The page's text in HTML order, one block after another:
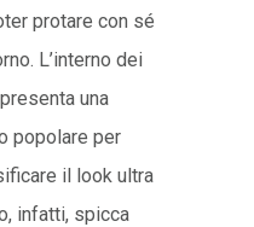
protare con sé
L’interno dei
una
popolare per
il look ultra
infatti, spicca